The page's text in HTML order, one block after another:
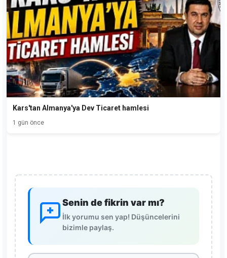
Kars'tan Almanya'ya Dev Ticaret hamlesi
1 gün önce
Senin de fikrin var mı?
İlk yorumu sen yap! Düşüncelerini
bizimle paylaş.